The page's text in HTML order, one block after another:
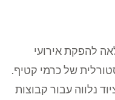
להפקת אירועי
של כרמי קטיף.
נלווה עבור קבוצות